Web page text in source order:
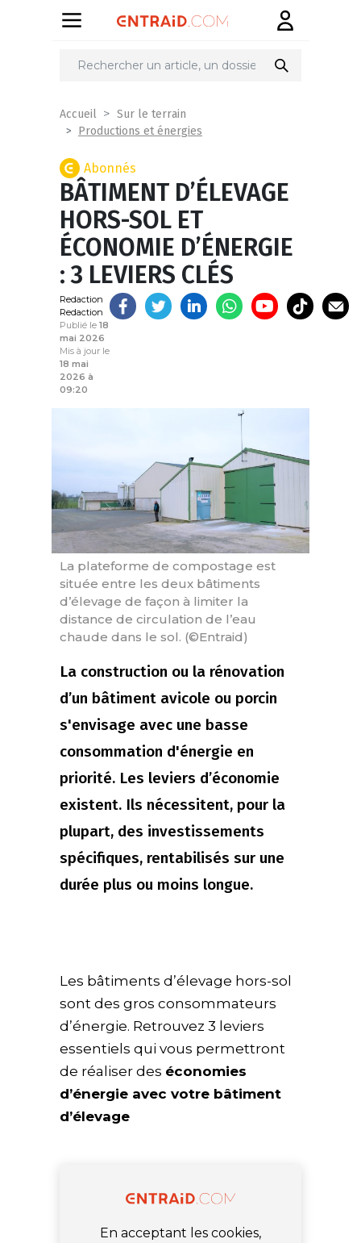
Partager
Accueil
Sur le terrain
Productions et énergies
Abonnés
BÂTIMENT D’ÉLEVAGE
HORS-SOL ET
ÉCONOMIE D’ÉNERGIE
: 3 LEVIERS CLÉS
Redaction
Redaction
Publié le 18
mai 2026
Mis à jour le
18 mai
2026 à
09:20
La plateforme de compostage est
située entre les deux bâtiments
d’élevage de façon à limiter la
distance de circulation de l’eau
chaude dans le sol. (©Entraid)
La construction ou la rénovation
d’un bâtiment avicole ou porcin
s'envisage avec une basse
consommation d'énergie en
priorité. Les leviers d’économie
existent. Ils nécessitent, pour la
plupart, des investissements
spécifiques, rentabilisés sur une
durée plus ou moins longue.
Les bâtiments d’élevage hors-sol
sont des gros consommateurs
d’énergie. Retrouvez 3 leviers
essentiels qui vous permettront
de réaliser des économies
d’énergie avec votre bâtiment
d’élevage
En acceptant les cookies,